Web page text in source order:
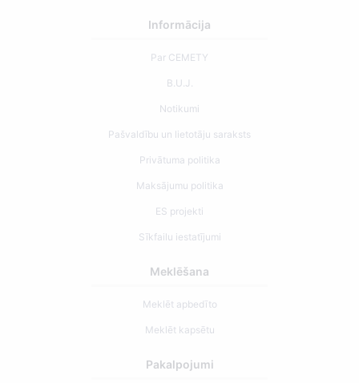
Informācija
Par CEMETY
B.U.J.
Notikumi
Pašvaldību un lietotāju saraksts
Privātuma politika
Maksājumu politika
ES projekti
Sīkfailu iestatījumi
Meklēšana
Meklēt apbedīto
Meklēt kapsētu
Pakalpojumi